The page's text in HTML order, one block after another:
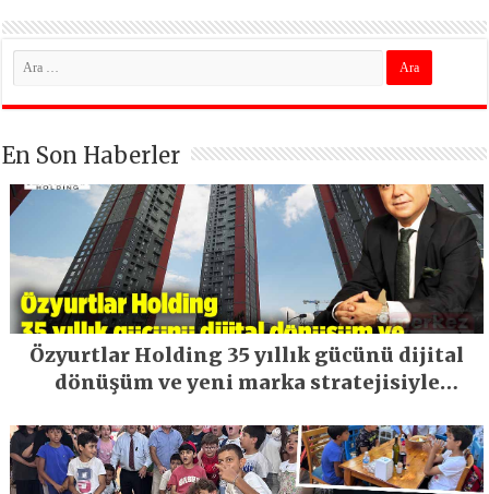
En Son Haberler
Özyurtlar Holding 35 yıllık gücünü dijital
dönüşüm ve yeni marka stratejisiyle